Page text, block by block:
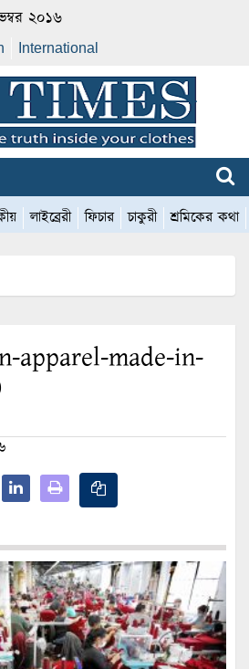
২০১৬
International
লাইব্রেরী ফিচার চাকুরী শ্রমিকের কথা
apparel-made-in-